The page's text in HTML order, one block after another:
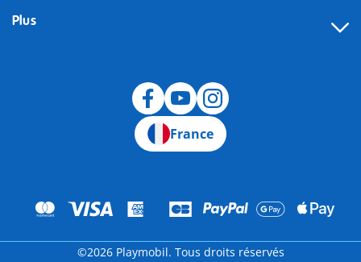
Plus
France
©2026 Playmobil. Tous droits réservés